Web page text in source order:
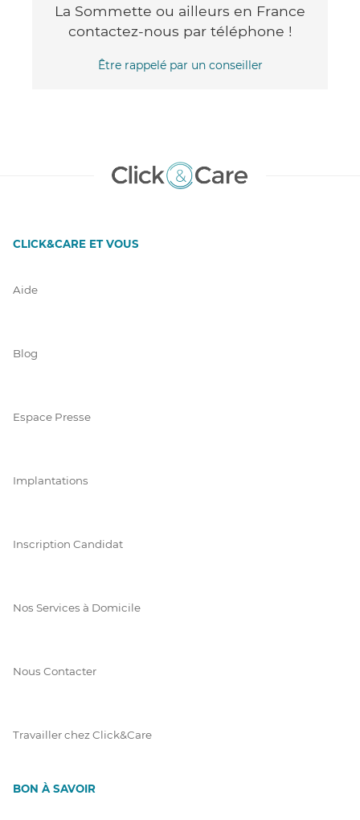
La Sommette ou ailleurs en France
contactez-nous par téléphone !
Être rappelé par un conseiller
CLICK&CARE ET VOUS
Aide
Blog
Espace Presse
Implantations
Inscription Candidat
Nos Services à Domicile
Nous Contacter
Travailler chez Click&Care
BON À SAVOIR